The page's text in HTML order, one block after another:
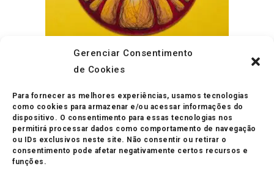
Gerenciar Consentimento
de Cookies
Para fornecer as melhores experiências, usamos tecnologias
como cookies para armazenar e/ou acessar informações do
dispositivo. O consentimento para essas tecnologias nos
permitirá processar dados como comportamento de navegação
ou IDs exclusivos neste site. Não consentir ou retirar o
consentimento pode afetar negativamente certos recursos e
funções.
ADICIONAR AO CARRINHO
Decoração
R$ 55.00